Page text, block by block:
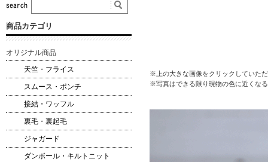
※上の大きな画像をクリックしていた
※写真はできる限り現物の色に近くな
商品カテゴリ
オリジナル商品
天竺・フライス
スムース・ポンチ
接結・ワッフル
裏毛・裏起毛
ジャガード
ダンボール・キルトニット